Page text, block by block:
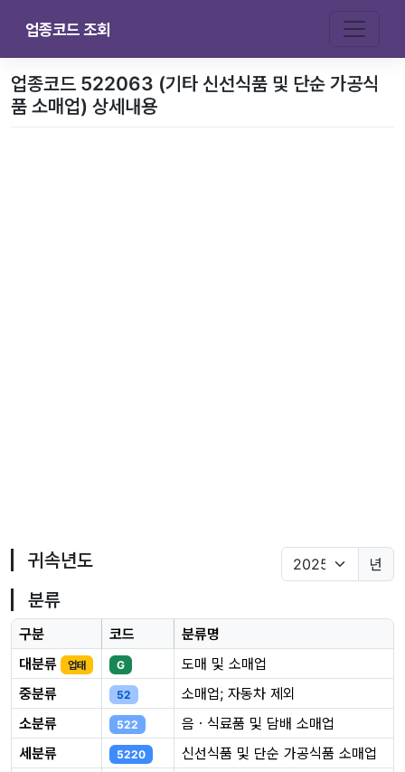
업종코드 조회
업종코드 522063 (기타 신선식품 및 단순 가공식
품 소매업) 상세내용
귀속년도 년
분류
구분 코드
분류명
대분류
업태 G
도매 및 소매업
중분류
52
소매업; 자동차 제외
소분류
522
음ㆍ식료품 및 담배 소매업
세분류
5220
신선식품 및 단순 가공식품 소매업